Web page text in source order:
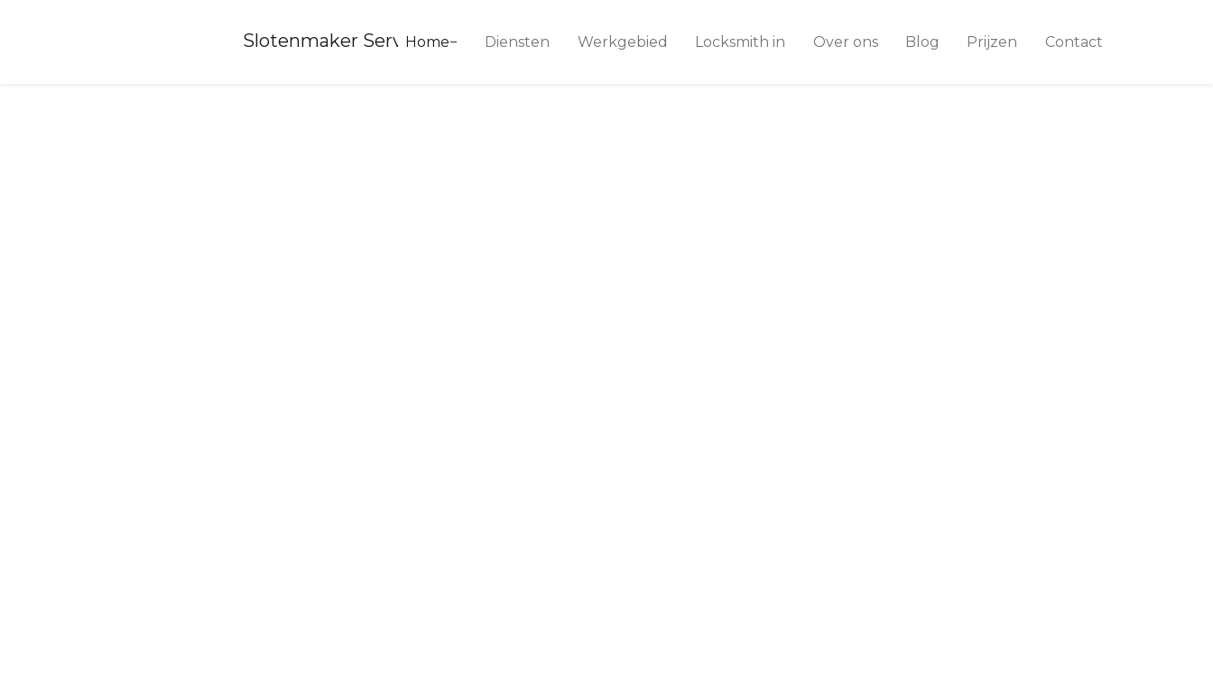
Slotenmaker Service 24
Home Diensten Werkgebied Locksmith in Over ons Blog Prijzen Contact